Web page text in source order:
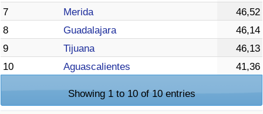
7 Merida
46,52
8
Guadalajara
46,14
9
Tijuana
46,13
10
Aguascalientes 41,36
Showing 1 to 10 of 10 entries